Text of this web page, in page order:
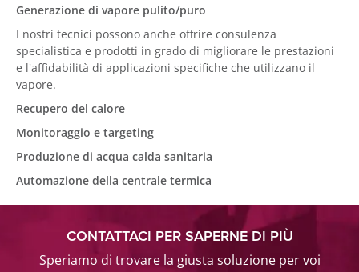
Generazione di vapore pulito/puro
I nostri tecnici possono anche offrire consulenza
specialistica e prodotti in grado di migliorare le prestazioni
e l'affidabilità di applicazioni specifiche che utilizzano il
vapore.
Recupero del calore
Monitoraggio e targeting
Produzione di acqua calda sanitaria
Automazione della centrale termica
CONTATTACI PER SAPERNE DI PIÙ
Speriamo di trovare la giusta soluzione per voi